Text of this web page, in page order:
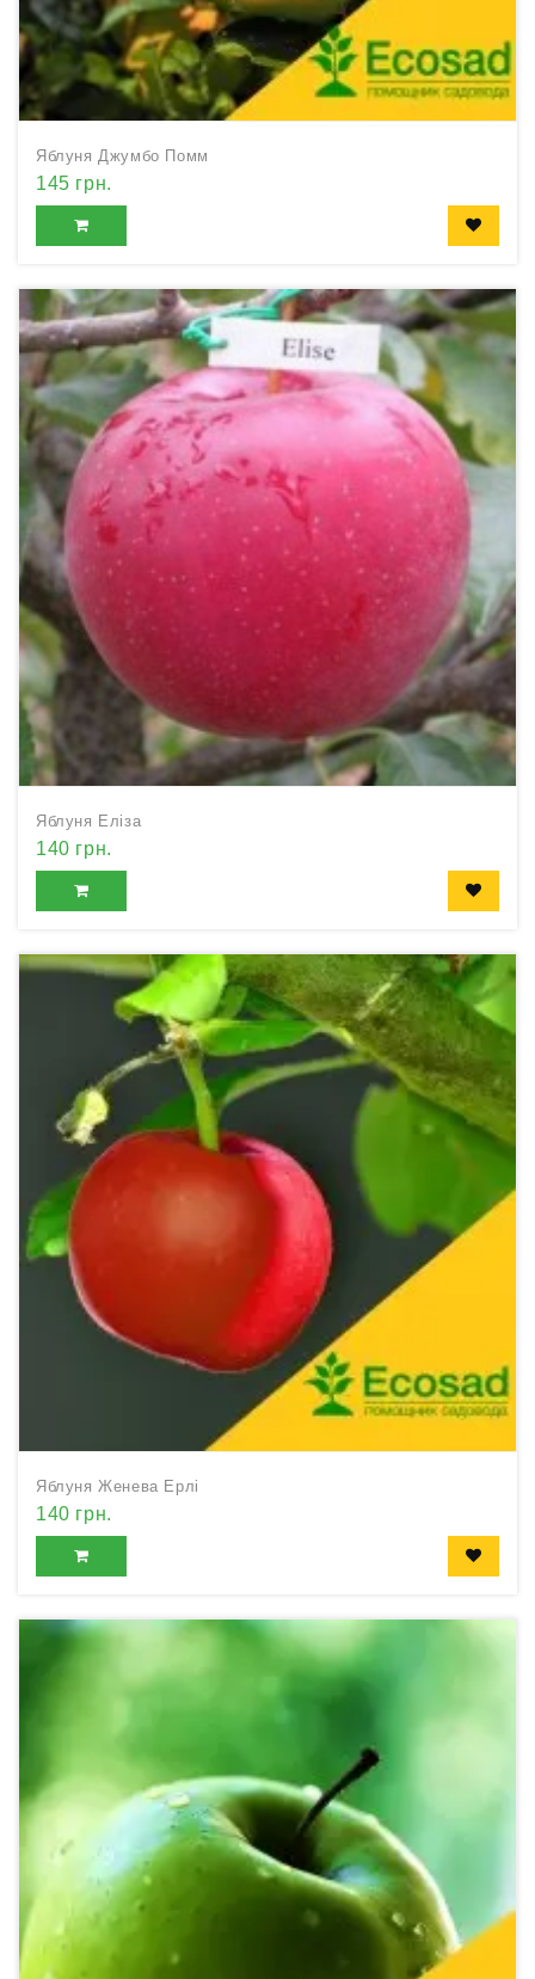
Яблуня Джумбо Помм
145 грн.
Яблуня Еліза
140 грн.
Яблуня Женева Ерлі
140 грн.